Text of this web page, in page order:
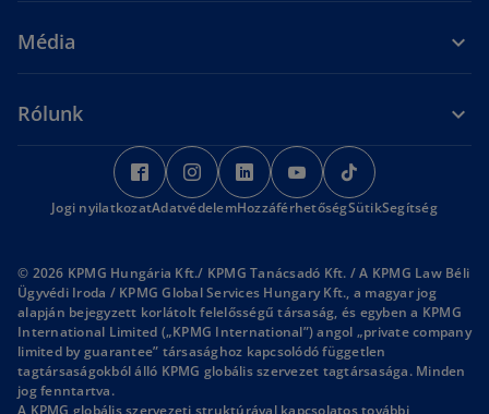
Média
Rólunk
o
p
e
i
n
a
n
o
p
e
s
i
n
a
n
o
p
e
s
i
n
a
n
o
p
e
s
i
n
a
n
p
e
s
i
n
a
n
Jogi nyilatkozatAdatvédelemHozzáférhetőségSütikSegítség
© 2026 KPMG Hungária Kft./ KPMG Tanácsadó Kft. / A KPMG Law Béli
Ügyvédi Iroda / KPMG Global Services Hungary Kft., a magyar jog
alapján bejegyzett korlátolt felelősségű társaság, és egyben a KPMG
International Limited („KPMG International”) angol „private company
limited by guarantee” társasághoz kapcsolódó független
tagtársaságokból álló KPMG globális szervezet tagtársasága. Minden
jog fenntartva.
A KPMG globális szervezeti struktúrával kapcsolatos további